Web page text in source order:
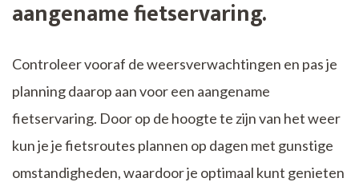
aangename fietservaring.
Controleer vooraf de weersverwachtingen en pas je
planning daarop aan voor een aangename
fietservaring. Door op de hoogte te zijn van het weer
kun je je fietsroutes plannen op dagen met gunstige
omstandigheden, waardoor je optimaal kunt genieten